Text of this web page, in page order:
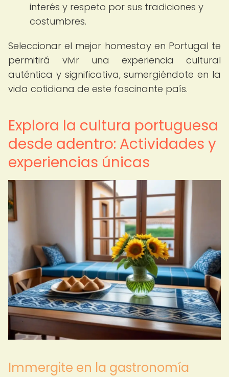
interés y respeto por sus tradiciones y
costumbres.
Seleccionar el mejor homestay en Portugal te
permitirá vivir una experiencia cultural
auténtica y significativa, sumergiéndote en la
vida cotidiana de este fascinante país.
Explora la cultura portuguesa
desde adentro: Actividades y
experiencias únicas
Immergite en la gastronomía